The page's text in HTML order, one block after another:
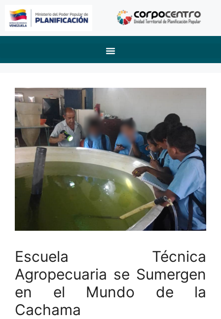
Escuela Técnica
Agropecuaria se Sumergen
en el Mundo de la
Cachama